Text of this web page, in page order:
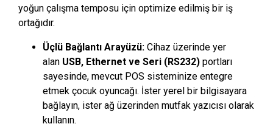
yoğun çalışma temposu için optimize edilmiş bir iş
ortağıdır.
Üçlü Bağlantı Arayüzü: Cihaz üzerinde yer
alan USB, Ethernet ve Seri (RS232) portları
sayesinde, mevcut POS sisteminize entegre
etmek çocuk oyuncağı. İster yerel bir bilgisayara
bağlayın, ister ağ üzerinden mutfak yazıcısı olarak
kullanın.